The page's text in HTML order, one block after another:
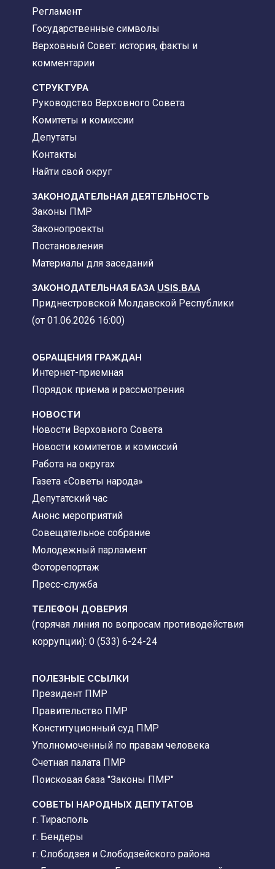
Регламент
Государственные символы
Верховный Совет: история, факты и
комментарии
CТРУКТУРА
Руководство Верховного Совета
Комитеты и комиссии
Депутаты
Контакты
Найти свой округ
ЗАКОНОДАТЕЛЬНАЯ ДЕЯТЕЛЬНОСТЬ
Законы ПМР
Законопроекты
Постановления
Материалы для заседаний
ЗАКОНОДАТЕЛЬНАЯ БАЗА USIS.BAA
Приднестровской Молдавской Республики
(от 01.06.2026 16:00)
ОБРАЩЕНИЯ ГРАЖДАН
Интернет-приемная
Порядок приема и рассмотрения
НОВОСТИ
Новости Верховного Совета
Новости комитетов и комиссий
Работа на округах
Газета «Советы народа»
Депутатский час
Анонс мероприятий
Совещательное собрание
Молодежный парламент
Фоторепортаж
Пресс-служба
ТЕЛЕФОН ДОВЕРИЯ
(горячая линия по вопросам противодействия
коррупции): 0 (533) 6-24-24
ПОЛЕЗНЫЕ ССЫЛКИ
Президент ПМР
Правительство ПМР
Конституционный суд ПМР
Уполномоченный по правам человека
Счетная палата ПМР
Поисковая база "Законы ПМР"
СОВЕТЫ НАРОДНЫХ ДЕПУТАТОВ
г. Тирасполь
г. Бендеры
г. Слободзея и Слободзейского района